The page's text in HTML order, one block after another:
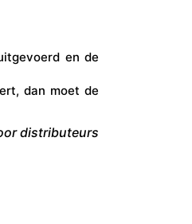
en de
dan moet de
distributeurs